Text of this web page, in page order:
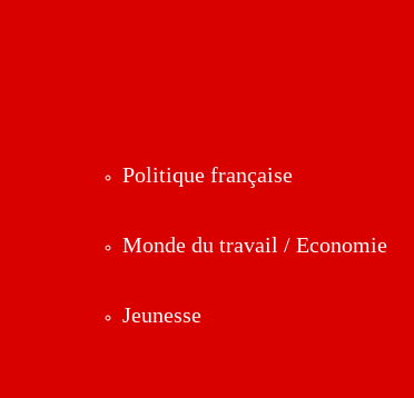
Politique française
Monde du travail / Economie
Jeunesse